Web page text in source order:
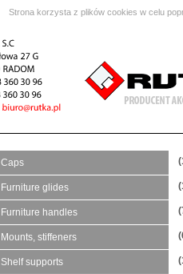
Strona korzysta z plików cookies w celu
Caps
Furniture glides
Furniture handles
Mounts, stiffeners
Shelf supports